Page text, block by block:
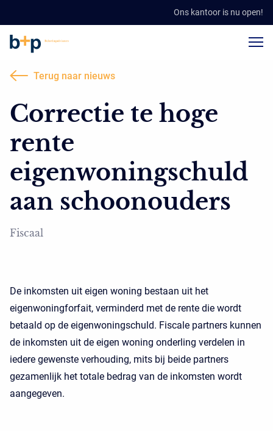
Ons kantoor is nu open!
Terug naar nieuws
Correctie te hoge
rente
eigenwoningschuld
aan schoonouders
Fiscaal
De inkomsten uit eigen woning bestaan uit het
eigenwoningforfait, verminderd met de rente die wordt
betaald op de eigenwoningschuld. Fiscale partners kunnen
de inkomsten uit de eigen woning onderling verdelen in
iedere gewenste verhouding, mits bij beide partners
gezamenlijk het totale bedrag van de inkomsten wordt
aangegeven.